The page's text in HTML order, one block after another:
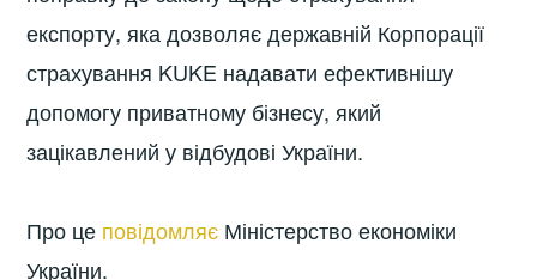
експорту, яка дозволяє державній Корпорації
страхування KUKE надавати ефективнішу
допомогу приватному бізнесу, який
зацікавлений у відбудові України.
Про це повідомляє Міністерство економіки
України.